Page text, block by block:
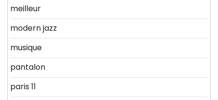
meilleur
modern jazz
musique
pantalon
paris 11